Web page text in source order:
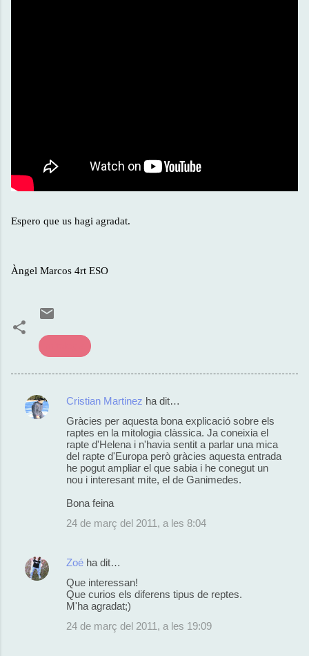
Espero que us hagi agradat.
Àngel Marcos 4rt ESO
C
i
s
Cristian Martinez ha dit…
Gràcies per aquesta bona explicació sobre els
raptes en la mitologia clàssica. Ja coneixia el
rapte d'Helena i n'havia sentit a parlar una mica
del rapte d'Europa però gràcies aquesta entrada
he pogut ampliar el que sabia i he conegut un
nou i interesant mite, el de Ganimedes.
Bona feina
24 de març del 2011, a les 8:04
Zoé ha dit…
Que interessan!
Que curios els diferens tipus de reptes.
M'ha agradat;)
24 de març del 2011, a les 19:09